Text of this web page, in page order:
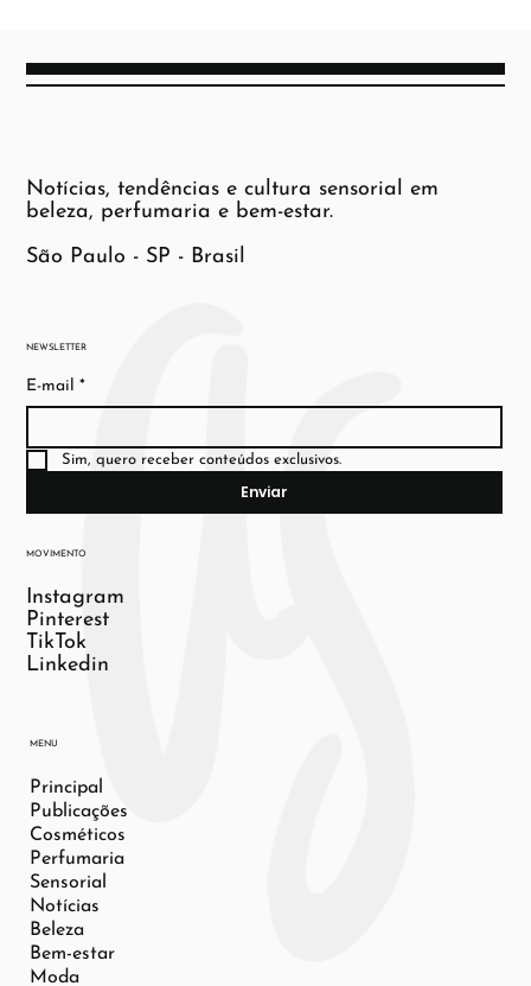
NEWSLETTER
E-mail *
Sim, quero receber conteúdos exclusivos.
Enviar
MOVIMENTO
Instagram
Pinterest
TikTok
Linkedin
MENU
Principal
Publicações
Cosméticos
Perfumaria
Sensorial
Notícias
Beleza
Bem-estar
Moda
Notícias, tendências e cultura sensorial em
beleza, perfumaria e bem-estar.
São Paulo - SP - Brasil